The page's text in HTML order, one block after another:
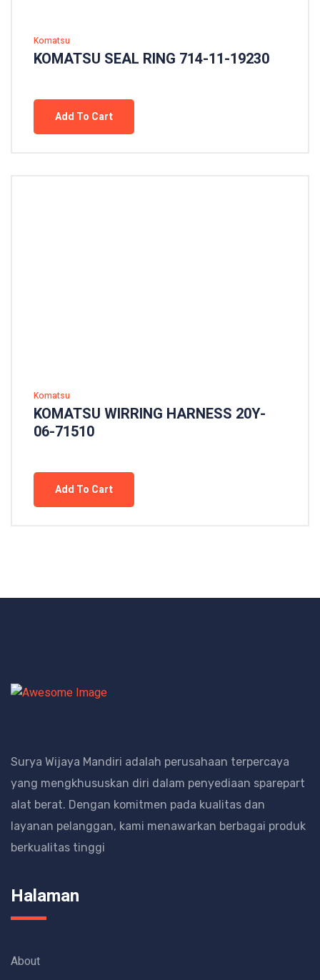
Komatsu
KOMATSU SEAL RING 714-11-19230
Add To Cart
Komatsu
KOMATSU WIRRING HARNESS 20Y-
06-71510
Add To Cart
Surya Wijaya Mandiri adalah perusahaan terpercaya
yang mengkhususkan diri dalam penyediaan sparepart
alat berat. Dengan komitmen pada kualitas dan
layanan pelanggan, kami menawarkan berbagai produk
berkualitas tinggi
Halaman
About